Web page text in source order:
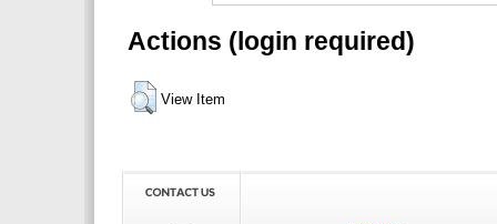
Actions (login required)
View Item